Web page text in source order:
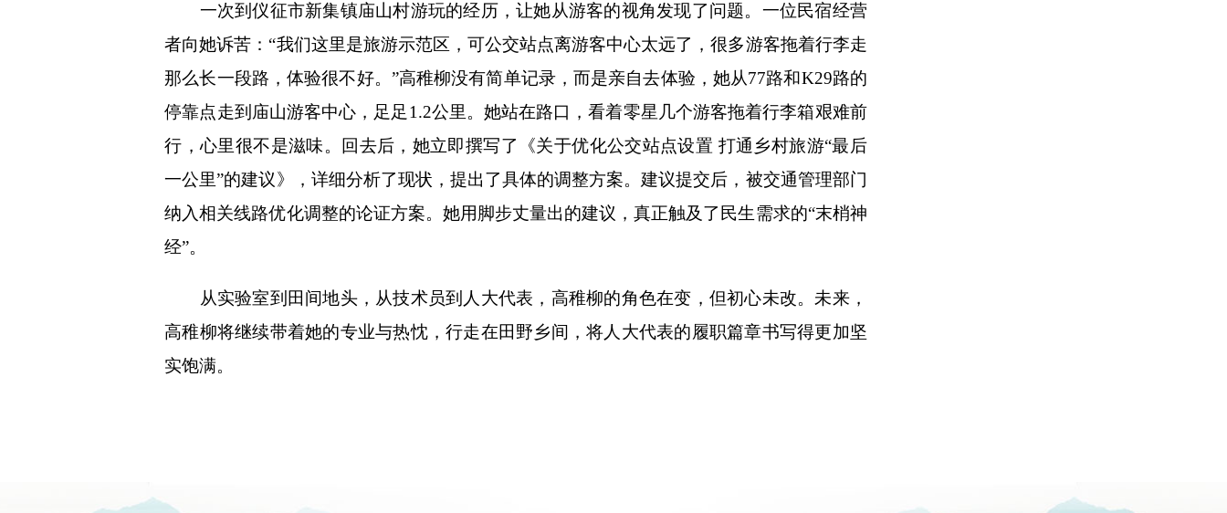
一次到仪征市新集镇庙山村游玩的经历，让她从游客的视角发现了问题。一位民宿经营
者向她诉苦：“我们这里是旅游示范区，可公交站点离游客中心太远了，很多游客拖着行李走
那么长一段路，体验很不好。”高稚柳没有简单记录，而是亲自去体验，她从77路和K29路的
停靠点走到庙山游客中心，足足1.2公里。她站在路口，看着零星几个游客拖着行李箱艰难前
行，心里很不是滋味。回去后，她立即撰写了《关于优化公交站点设置 打通乡村旅游“最后
一公里”的建议》，详细分析了现状，提出了具体的调整方案。建议提交后，被交通管理部门
纳入相关线路优化调整的论证方案。她用脚步丈量出的建议，真正触及了民生需求的“末梢神
经”。
从实验室到田间地头，从技术员到人大代表，高稚柳的角色在变，但初心未改。未来，
高稚柳将继续带着她的专业与热忱，行走在田野乡间，将人大代表的履职篇章书写得更加坚
实饱满。